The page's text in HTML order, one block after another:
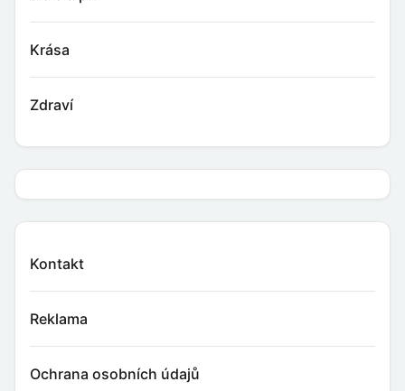
Krása
Zdraví
Kontakt
Reklama
Ochrana osobních údajů